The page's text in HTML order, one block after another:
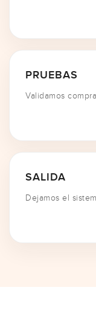
PRUEBAS
Validamos
SALIDA
Dejamos el